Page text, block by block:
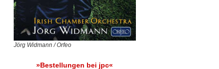
Jörg Widmann / Orfeo
»Bestellungen bei jpc«